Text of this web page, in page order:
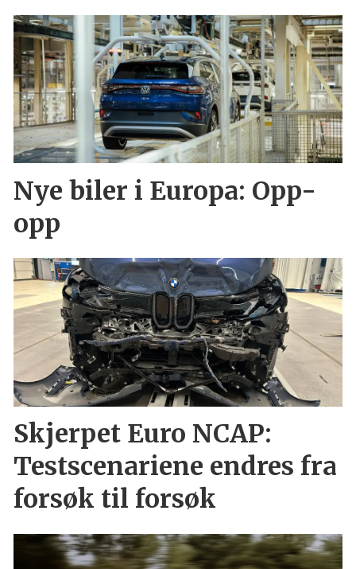
Nye biler i Europa: Opp-
opp
Skjerpet Euro NCAP:
Testscenariene endres fra
forsøk til forsøk